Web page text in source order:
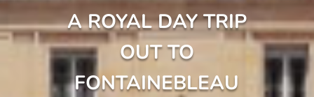
A ROYAL DAY TRIP
OUT TO
FONTAINEBLEAU